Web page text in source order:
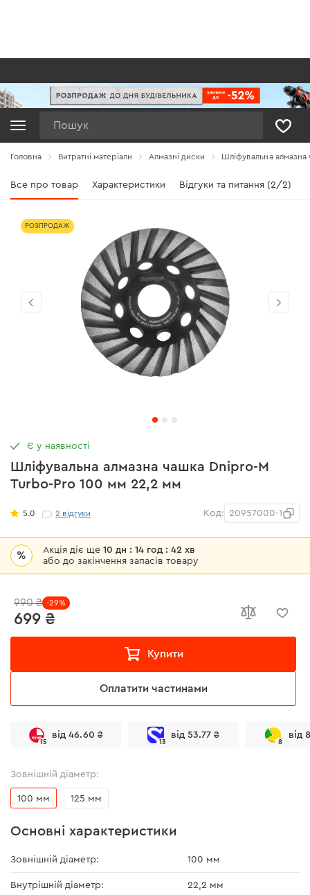
Головна Витратні матеріали Алмазні диски Шліфувальна
Все про товар Характеристики Відгуки та питання (2/2)
Шліфувальна алмазна чашка Dnipro-M
Turbo-Pro 100 мм 22,2 мм
5.0 2 відгуки Код: 20957000-1
% Акція діє ще10 дн : 14 год : 42 хв
або до закінчення запасів товару
699 ₴
990 ₴ -29%
Купити
Оплатити частинами
15
від 46.60 ₴
13
від 53.77 ₴
8
від
Є у наявності
Зовнішній діаметр:
100 мм 125 мм
Основні характеристики
Зовнішній діаметр: 100 мм
Внутрішній діаметр: 22,2 мм
РОЗПРОДАЖ